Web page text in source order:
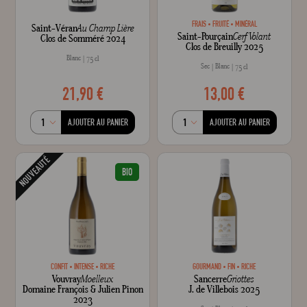
Saint-VéranAu Champ Lière
Clos de Somméré 2024
Blanc 75 cl
21,90 €
AJOUTER AU PANIER
FRAIS FRUITÉ MINÉRAL
Saint-PourçainCerf Volant
Clos de Breuilly 2025
Sec Blanc 75 cl
13,00 €
AJOUTER AU PANIER
BIO
NOUVEAUTÉ
CONFIT INTENSE RICHE
VouvrayMoelleux
Domaine François & Julien Pinon
2023
GOURMAND FIN RICHE
SancerreGriottes
J. de Villebois 2025